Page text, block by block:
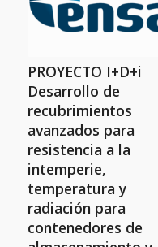
PROYECTO I+D+i
Desarrollo de
recubrimientos
avanzados para
resistencia a la
intemperie,
temperatura y
radiación para
contenedores de